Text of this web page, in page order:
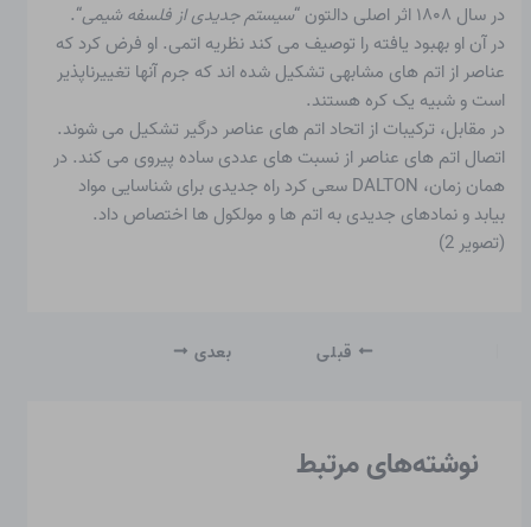
در سال ۱۸۰۸ اثر اصلی دالتون “
سیستم جدیدی از فلسفه شیمی“.
در آن او بهبود یافته را توصیف می کندنظریه اتمی. او فرض کرد که
عناصر از اتم های مشابهی تشکیل شده اند که جرم آنها تغییرناپذیر
است و شبیه یک کره هستند.
در مقابل، ترکیبات از اتحاد اتم های عناصر درگیر تشکیل می شوند.
اتصال اتم های عناصر از نسبت های عددی ساده پیروی می کند. در
همان زمان، DALTON سعی کرد راه جدیدی برای شناسایی مواد
بیابد و نمادهای جدیدی به اتم ها و مولکول ها اختصاص داد.
(تصویر 2)
قبلی بعدی
نوشته‌های مرتبط